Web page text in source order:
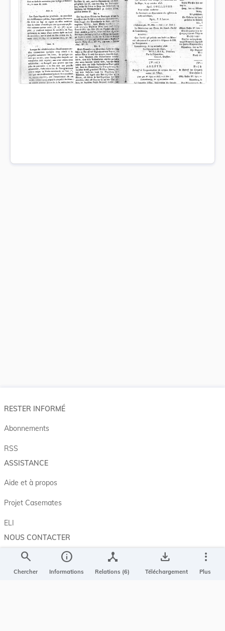
search
Chercher
info
Informations
device_hub
Relations (6)
save_alt
Téléchargement
more_vert
Plus
RESTER INFORMÉ
Abonnements
RSS
ASSISTANCE
Aide et à propos
Projet Casemates
ELI
NOUS CONTACTER
Service central de législation
5, rue Plaetis